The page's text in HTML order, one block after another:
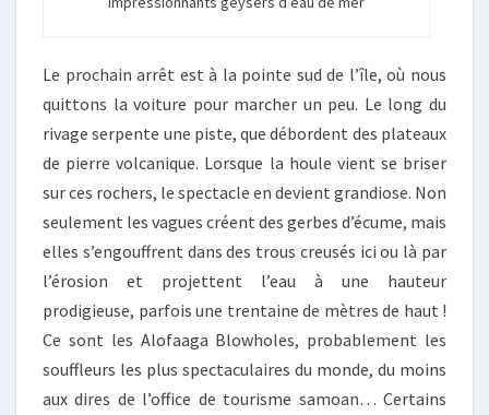
Le prochain arrêt est à la pointe sud de l’île, où nous
quittons la voiture pour marcher un peu. Le long du
rivage serpente une piste, que débordent des plateaux
de pierre volcanique. Lorsque la houle vient se briser
sur ces rochers, le spectacle en devient grandiose. Non
seulement les vagues créent des gerbes d’écume, mais
elles s’engouffrent dans des trous creusés ici ou là par
l’érosion et projettent l’eau à une hauteur
prodigieuse, parfois une trentaine de mètres de haut !
Ce sont les Alofaaga Blowholes, probablement les
souffleurs les plus spectaculaires du monde, du moins
aux dires de l’office de tourisme samoan… Certains